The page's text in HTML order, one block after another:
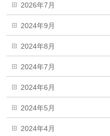
2026年7月
2024年9月
2024年8月
2024年7月
2024年6月
2024年5月
2024年4月